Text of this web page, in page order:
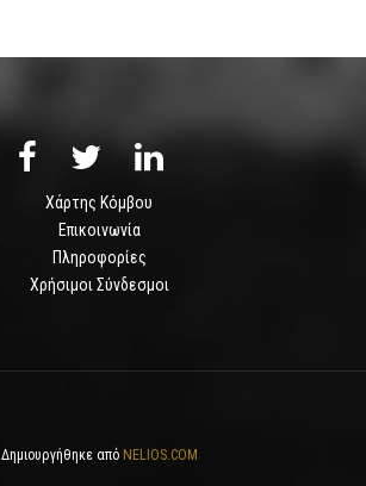
Χάρτης Κόμβου
Επικοινωνία
Πληροφορίες
Χρήσιμοι Σύνδεσμοι
Δημιουργήθηκε από NELIOS.COM